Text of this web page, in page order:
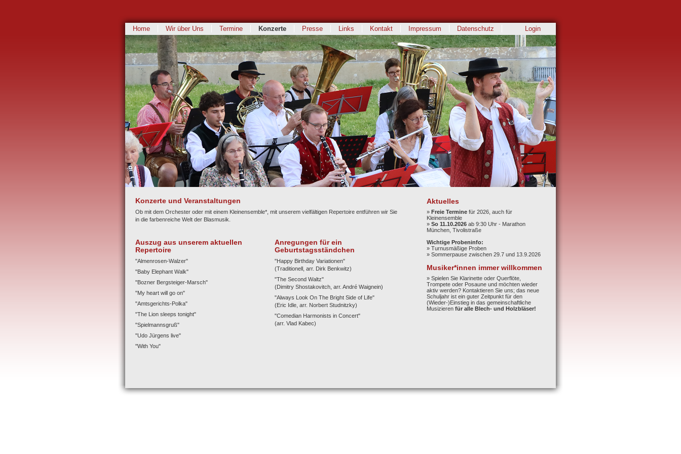
Home Wir über Uns Termine Konzerte Presse Links Kontakt Impressum Datenschutz Login
Konzerte und Veranstaltungen
Ob mit dem Orchester oder mit einem Kleinensemble*, mit unserem vielfältigen Repertoire entführen wir Sie
in die farbenreiche Welt der Blasmusik.
Auszug aus unserem aktuellen
Repertoire
"Almenrosen-Walzer"
"Baby Elephant Walk"
"Bozner Bergsteiger-Marsch"
"My heart will go on"
"Amtsgerichts-Polka"
"The Lion sleeps tonight"
"Spielmannsgruß"
"Udo Jürgens live"
"With You"
Anregungen für ein
Geburtstagsständchen
"Happy Birthday Variationen"
(Traditionell, arr. Dirk Benkwitz)
"The Second Waltz"
(Dimitry Shostakovitch, arr. André Waignein)
"Always Look On The Bright Side of Life"
(Eric Idle, arr. Norbert Studnitzky)
"Comedian Harmonists in Concert"
(arr. Vlad Kabec)